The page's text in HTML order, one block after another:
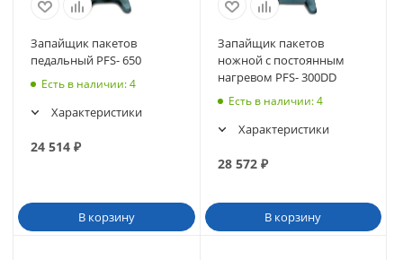
Запайщик пакетов
педальный PFS- 650
Есть в наличии: 4
Характеристики
24 514 ₽
В корзину
Запайщик пакетов
ножной с постоянным
нагревом PFS- 300DD
Есть в наличии: 4
Характеристики
28 572₽
В корзину